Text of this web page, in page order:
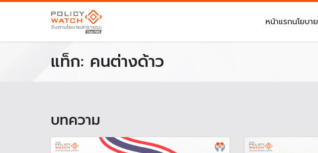
หน้าแรกนโยบาย
แท็ก: คนต่างด้าว
บทความ